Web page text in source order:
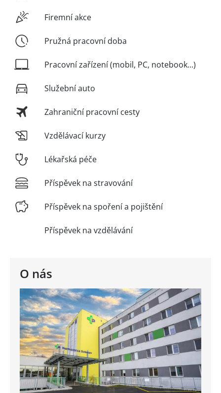
O nás
Firemní akce
Pružná pracovní doba
Pracovní zařízení (mobil, PC, notebook...)
Služební auto
Zahraniční pracovní cesty
Vzdělávací kurzy
Lékařská péče
Příspěvek na stravování
Příspěvek na spoření a pojištění
Příspěvek na vzdělávání